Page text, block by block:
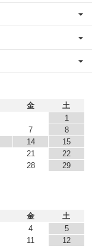
金
土
1
7
8
14
15
21
22
28
29
金
土
4
5
11
12